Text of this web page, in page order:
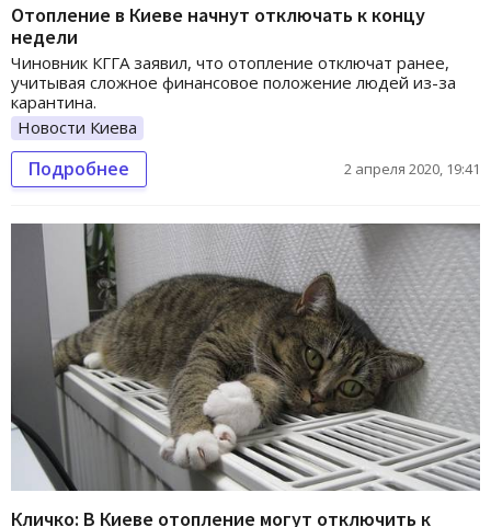
Отопление в Киеве начнут отключать к концу
недели
Чиновник КГГА заявил, что отопление отключат ранее,
учитывая сложное финансовое положение людей из-за
карантина.
Новости Киева
Подробнее 2 апреля 2020, 19:41
Кличко: В Киеве отопление могут отключить к